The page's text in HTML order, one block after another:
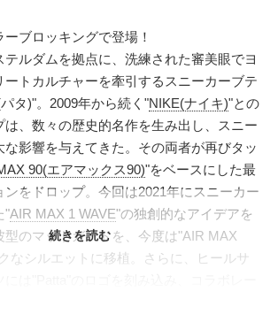
ブロッキングで登場！
テルダムを拠点に、洗練された審美眼でヨ
ートカルチャーを牽引するスニーカーブテ
タ)"。2009年から続く"NIKE(ナイキ)"との
は、数々の歴史的名作を生み出し、スニー
な影響を与えてきた。その両者が再びタッ
90(エアマックス90)"をベースにした最
ンをドロップ。今回は2021年にスニーカー
"AIR MAX 1 WAVE"の独創的なアイデアを
型のマッドガードを、今度は"AIR MAX
なシルエットに移植。さらに、ヒールサ
続きを読む